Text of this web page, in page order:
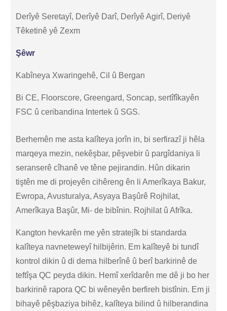
Derîyê Seretayî, Derîyê Darî, Derîyê Agirî, Deriyê
Têketinê yê Zexm
Şêwr
Kabîneya Xwaringehê, Cil û Bergan
Bi CE, Floorscore, Greengard, Soncap, sertîfîkayên
FSC û ceribandina Intertek û SGS.
Berhemên me asta kalîteya jorîn in, bi serfirazî ji hêla
marqeya mezin, nekêşbar, pêşvebir û pargîdaniya li
seranserê cîhanê ve têne pejirandin. Hûn dikarin
tiştên me di projeyên cihêreng ên li Amerîkaya Bakur,
Ewropa, Avusturalya, Asyaya Başûrê Rojhilat,
Amerîkaya Başûr, Mi- de bibînin. Rojhilat û Afrîka.
Kangton hevkarên me yên stratejîk bi standarda
kalîteya navneteweyî hilbijêrin. Em kalîteyê bi tundî
kontrol dikin û di dema hilberînê û berî barkirinê de
teftîşa QC peyda dikin. Hemî xerîdarên me dê ji bo her
barkirinê rapora QC bi wêneyên berfireh bistînin. Em ji
bihayê pêşbaziya bihêz, kalîteya bilind û hilberandina